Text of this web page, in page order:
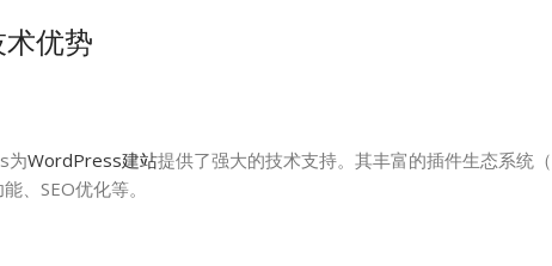
优势
为WordPress建站提供了强大的技术支持。其丰富的插件生态系统
、SEO优化等。